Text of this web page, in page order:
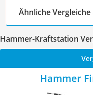
Ähnliche Vergleiche
Hammer-Kraftstation
Hammer